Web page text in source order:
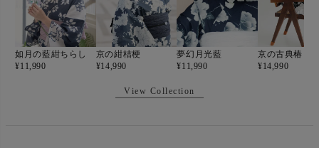
如月の藍紺ちらし
¥11,990
京の紺桔梗
¥14,990
夢幻月光藍
¥11,990
京の古典椿
¥14,990
View Collection